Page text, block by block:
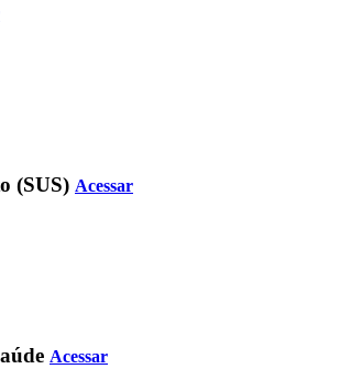
(SUS) Acessar
Acessar